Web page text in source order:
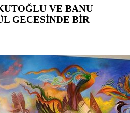
VE BANU
GECESİNDE BİR